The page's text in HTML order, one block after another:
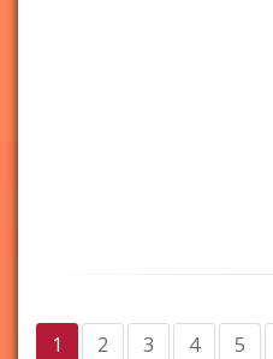
1 2 3 4 5